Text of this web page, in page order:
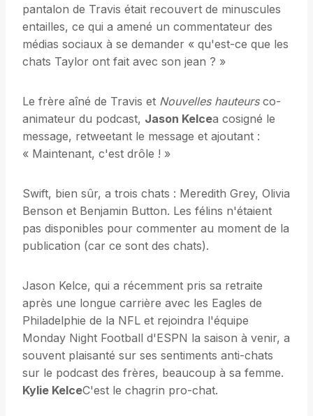
pantalon de Travis était recouvert de minuscules
entailles, ce qui a amené un commentateur des
médias sociaux à se demander « qu'est-ce que les
chats Taylor ont fait avec son jean ? »
Le frère aîné de Travis et Nouvelles hauteursco-
animateur du podcast, Jason Kelcea cosigné le
message, retweetant le message et ajoutant :
« Maintenant, c'est drôle ! »
Swift, bien sûr, a trois chats : Meredith Grey, Olivia
Benson et Benjamin Button. Les félins n'étaient
pas disponibles pour commenter au moment de la
publication (car ce sont des chats).
Jason Kelce, qui a récemment pris sa retraite
après une longue carrière avec les Eagles de
Philadelphie de la NFL et rejoindra l'équipe
Monday Night Football d'ESPN la saison à venir, a
souvent plaisanté sur ses sentiments anti-chats
sur le podcast des frères, beaucoup à sa femme.
Kylie KelceC'est le chagrin pro-chat.